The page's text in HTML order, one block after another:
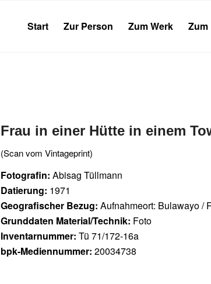
Start Zur Person Zum Werk Zum
Frau in einer Hütte in einem
(Scan vom Vintageprint)
Fotografin:Abisag Tüllmann
Datierung: 1971
Geografischer Bezug:Aufnahmeort: Bulawayo /
Grunddaten Material/Technik: Foto
Inventarnummer:Tü 71/172-16a
bpk-Mediennummer:20034738